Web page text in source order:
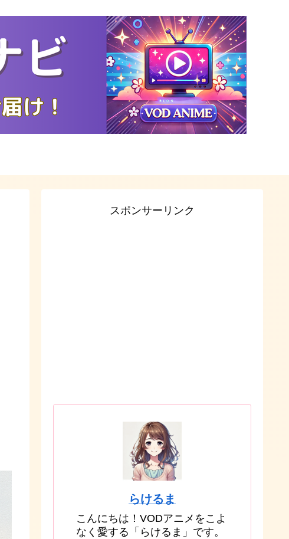
スポンサーリンク
らけるま
こんにちは！VODアニメをこよ
なく愛する「らけるま」です。